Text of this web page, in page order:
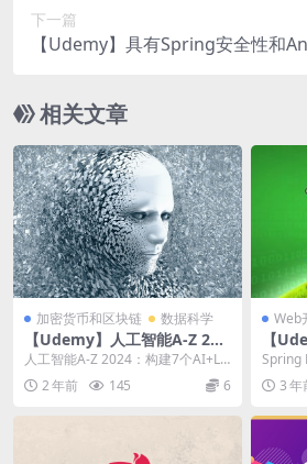
下一篇
【Udemy】具有Spring安全性和
相关文章
加密货币和区块链 数据科学
【Udemy】人工智能A-Z 202
4：构建7个AI+LLM和ChatG
人工智能A-Z 2024：构建7个AI+LL
M和ChatGPT | Artifi...
2 年前 145 6
Web
【
ork
Spring
大师
3 年